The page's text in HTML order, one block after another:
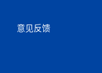
意见反馈